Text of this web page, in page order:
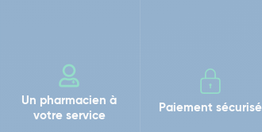
Un pharmacien à
votre service
Paiement sécurisé